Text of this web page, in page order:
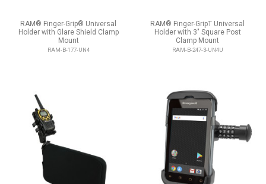
RAM® Finger-Grip® Universal
Holder with Glare Shield Clamp
Mount
RAM-B-177-UN4
RAM® Finger-GripT Universal
Holder with 3" Square Post
Clamp Mount
RAM-B-247-3-UN4U